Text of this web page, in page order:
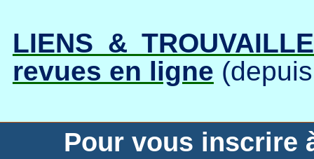
LIENS &
revues en ligne
Pour vous inscrire